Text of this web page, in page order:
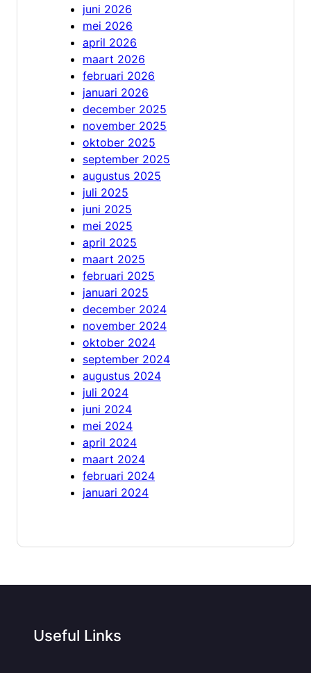
juni 2026
mei 2026
april 2026
maart 2026
februari 2026
januari 2026
december 2025
november 2025
oktober 2025
september 2025
augustus 2025
juli 2025
juni 2025
mei 2025
april 2025
maart 2025
februari 2025
januari 2025
december 2024
november 2024
oktober 2024
september 2024
augustus 2024
juli 2024
juni 2024
mei 2024
april 2024
maart 2024
februari 2024
januari 2024
Useful Links